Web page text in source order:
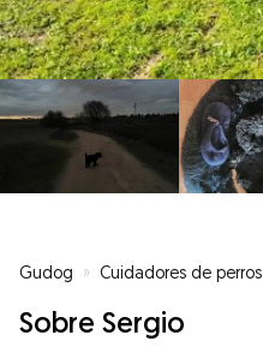
Gudog » Cuidadores de perros
Sobre Sergio